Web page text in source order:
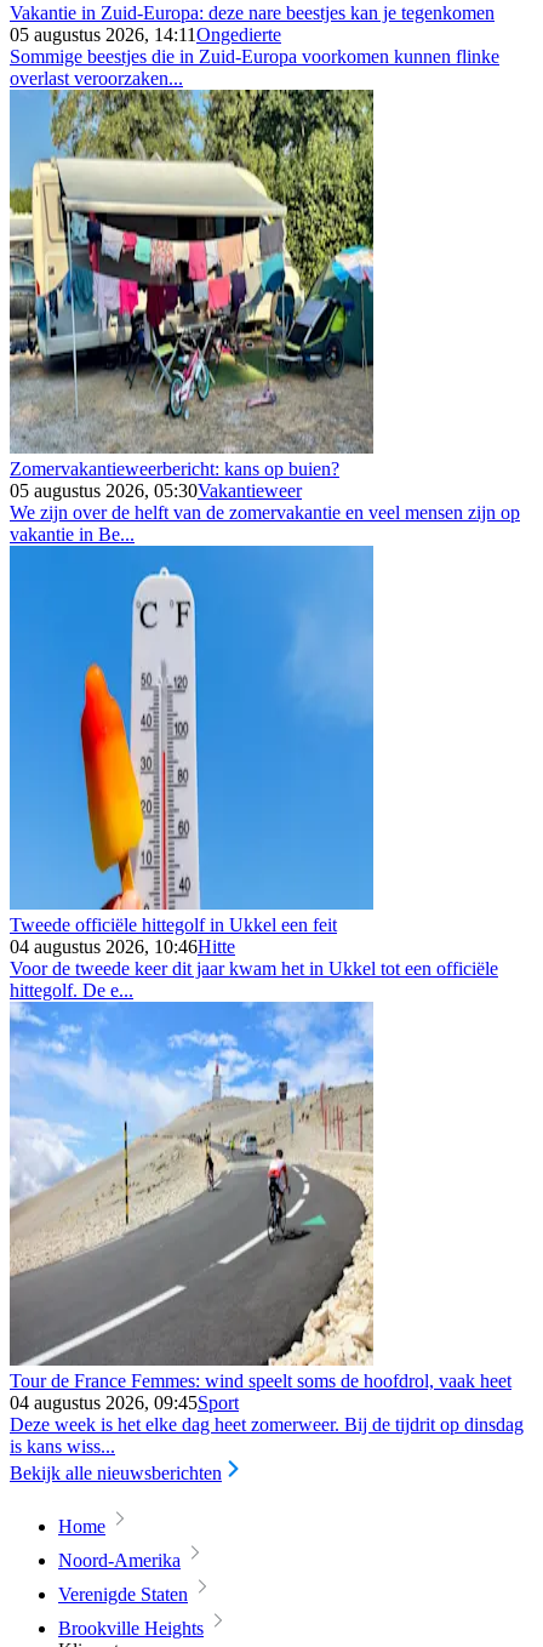
Vakantie in Zuid-Europa: deze nare beestjes kan je tegenkomen
05 augustus 2026, 14:11Ongedierte
Sommige beestjes die in Zuid-Europa voorkomen kunnen flinke
overlast veroorzaken...
Zomervakantieweerbericht: kans op buien?
05 augustus 2026, 05:30Vakantieweer
We zijn over de helft van de zomervakantie en veel mensen zijn op
vakantie in Be...
Tweede officiële hittegolf in Ukkel een feit
04 augustus 2026, 10:46Hitte
Voor de tweede keer dit jaar kwam het in Ukkel tot een officiële
hittegolf. De e...
Tour de France Femmes: wind speelt soms de hoofdrol, vaak heet
04 augustus 2026, 09:45Sport
Deze week is het elke dag heet zomerweer. Bij de tijdrit op dinsdag
is kans wiss...
Bekijk alle nieuwsberichten
Home
Noord-Amerika
Verenigde Staten
Brookville Heights